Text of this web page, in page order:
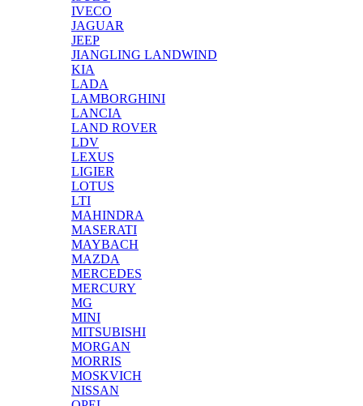
IVECO
JAGUAR
JEEP
JIANGLING LANDWIND
KIA
LADA
LAMBORGHINI
LANCIA
LAND ROVER
LDV
LEXUS
LIGIER
LOTUS
LTI
MAHINDRA
MASERATI
MAYBACH
MAZDA
MERCEDES
MERCURY
MG
MINI
MITSUBISHI
MORGAN
MORRIS
MOSKVICH
NISSAN